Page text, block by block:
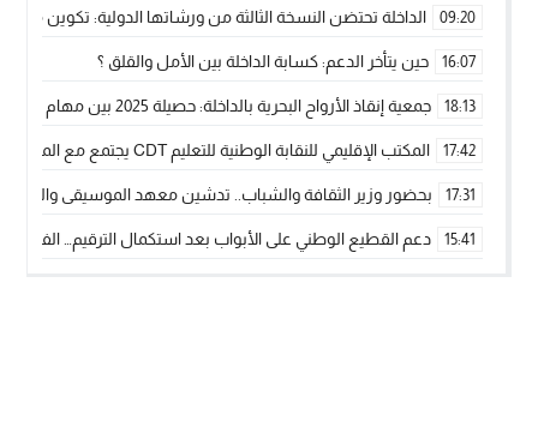
09:20 الداخلة تحتضن النسخة الثالثة من ورشاتها الدولية: تكوين
16:07 حين يتأخر الدعم: كسابة الداخلة بين الأمل والقلق ؟
18:13 جمعية إنقاذ الأرواح البحرية بالداخلة: حصيلة 2025 بين مهام الإنقاذ ومشروع “دار البحار”
17:42 المكتب الإقليمي للنقابة الوطنية للتعليم CDT يجتمع مع المدير الإقليمي لمناقشة ملفات جوهرية لنساء ورجال التعليم
17:31 بحضور وزير الثقافة والشباب.. تدشين معهد الموسيقى والفنون
15:41 دعم القطيع الوطني على الأبواب بعد استكمال الترقيم…